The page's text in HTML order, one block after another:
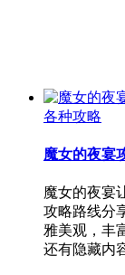
各种攻略
魔女的夜宴
魔女的夜宴
攻略路线分
雅美观，丰
还有隐藏内